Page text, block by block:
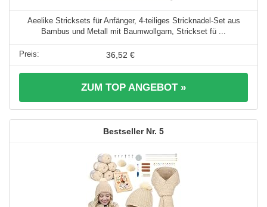
Aeelike Stricksets für Anfänger, 4-teiliges Stricknadel-Set aus
Bambus und Metall mit Baumwollgarn, Strickset fü ...
36,52 €
ZUM TOP ANGEBOT »
5